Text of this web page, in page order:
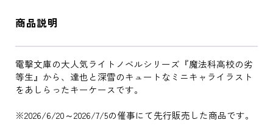
商品説明
電撃文庫の大人気ライトノベルシリーズ『魔法科高校の劣
等生』から、達也と深雪のキュートなミニキャライラスト
をあしらったキーケースです。
※2026/6/20～2026/7/5の催事にて先行販売した商品です。